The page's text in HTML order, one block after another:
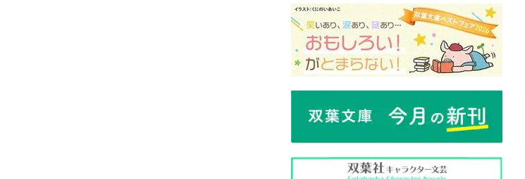
経験をもとに繰り出される持論は説得力満点。まだ
まだ人生これから！ 読むだけで前向きになれる一
冊。